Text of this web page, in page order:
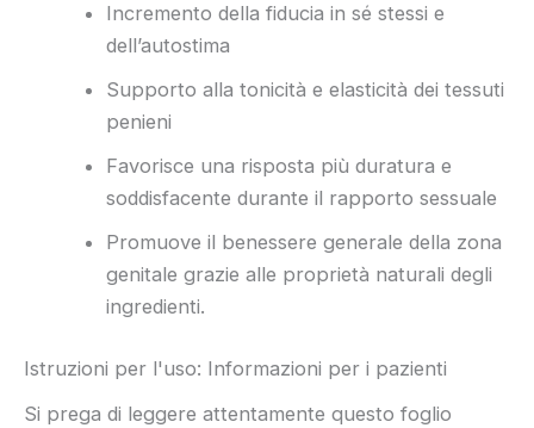
Incremento della fiducia in sé stessi e
dell’autostima
Supporto alla tonicità e elasticità dei tessuti
penieni
Favorisce una risposta più duratura e
soddisfacente durante il rapporto sessuale
Promuove il benessere generale della zona
genitale grazie alle proprietà naturali degli
ingredienti.
Istruzioni per l'uso: Informazioni per i pazienti
Si prega di leggere attentamente questo foglio